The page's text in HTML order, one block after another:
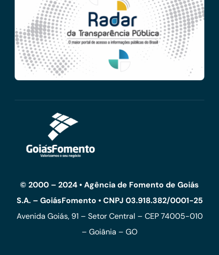
© 2000 – 2024 • Agência de Fomento de Goiás
S.A. – GoiásFomento • CNPJ 03.918.382/0001-25
Avenida Goiás, 91 – Setor Central – CEP 74005-010
– Goiânia – GO